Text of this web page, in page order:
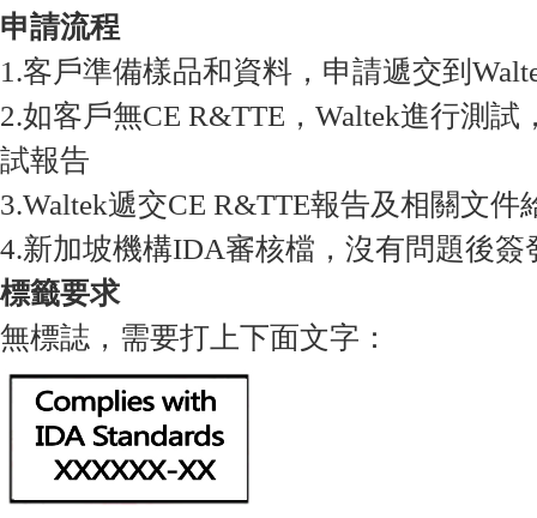
申請流程
1.客戶準備樣品和資料，申請遞交到
2.如客戶無CE R&TTE，Waltek進行測
試報告
3.Waltek遞交CE R&TTE報告及相關文件
4.新加坡機構IDA審核檔，沒有問題後簽
標籤要求
無標誌，需要打上下面文字：